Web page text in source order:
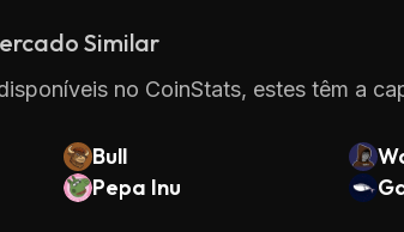
Similar
no CoinStats, estes têm a
Bull
Pepa Inu